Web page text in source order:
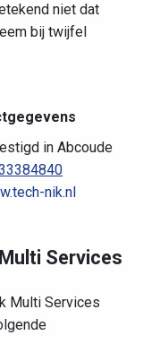
niet dat
bij twijfel
in Abcoude
nik.nl
Services
Multi Services